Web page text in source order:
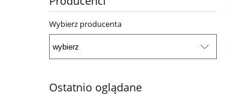
Wybierz producenta
Ostatnio oglądane